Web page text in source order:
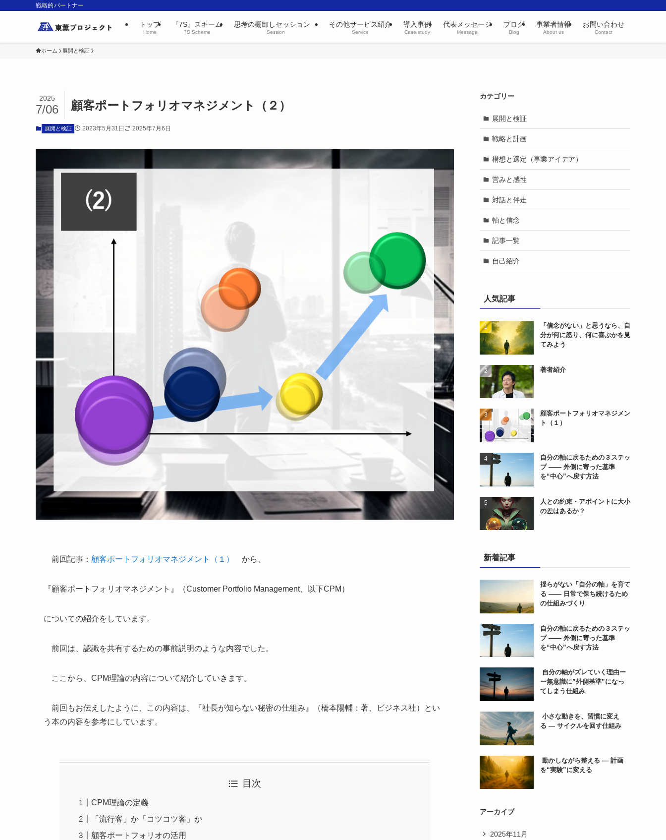
戦略的パートナー
トップ
Home
『7S』スキーム
7S Scheme
思考の棚卸しセッション
Session
その他サービス紹介
Service
導入事例
Case study
代表メッセージ
Message
ブログ
Blog
事業者情報
About us
お問い合わせ
Contact
ホーム 展開と検証
顧客ポートフォリオマネジメント（２）
2025
7/06
展開と検証 2023年5月31日 2025年7月6日
前回記事： 顧客ポートフォリオマネジメント（１） から、
『顧客ポートフォリオマネジメント』（Customer Portfolio Management、以下CPM）
についての紹介をしています。
前回は、認識を共有するための事前説明のような内容でした。
ここから、CPM理論の内容について紹介していきます。
前回もお伝えしたように、この内容は、『社長が知らない秘密の仕組み』（橋本陽輔：著、ビジネス社）とい
う本の内容を参考にしています。
目次
CPM理論の定義
「流行客」か「コツコツ客」か
顧客ポートフォリオの活用
カテゴリー
展開と検証
戦略と計画
構想と選定（事業アイデア）
営みと感性
対話と伴走
軸と信念
記事一覧
自己紹介
人気記事
「信念がない」と思うなら、自
分が何に怒り、何に喜ぶかを見
てみよう
著者紹介
顧客ポートフォリオマネジメン
ト（１）
自分の軸に戻るための３ステッ
プ ―― 外側に寄った基準
を“中心”へ戻す方法
人との約束・アポイントに大小
の差はあるか？
新着記事
揺らがない「自分の軸」を育て
る ―― 日常で保ち続けるため
の仕組みづくり
自分の軸に戻るための３ステッ
プ ―― 外側に寄った基準
を“中心”へ戻す方法
自分の軸がズレていく理由ー
ー無意識に”外側基準”になっ
てしまう仕組み
小さな動きを、習慣に変え
る ― サイクルを回す仕組み
動かしながら整える ― 計画
を“実験”に変える
アーカイブ
2025年11月